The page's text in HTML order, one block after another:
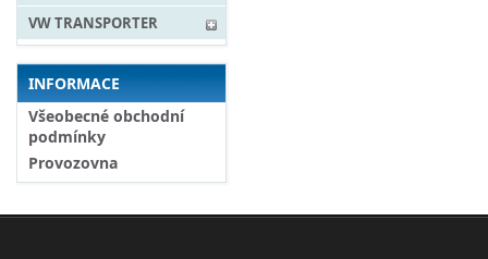
VW TRANSPORTER
INFORMACE
Všeobecné obchodní
podmínky
Provozovna